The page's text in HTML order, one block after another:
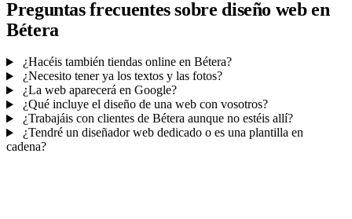
Preguntas frecuentes sobre diseño web en
Bétera
¿Hacéis también tiendas online en Bétera?
¿Necesito tener ya los textos y las fotos?
¿La web aparecerá en Google?
¿Qué incluye el diseño de una web con vosotros?
¿Trabajáis con clientes de Bétera aunque no estéis allí?
¿Tendré un diseñador web dedicado o es una plantilla en
cadena?